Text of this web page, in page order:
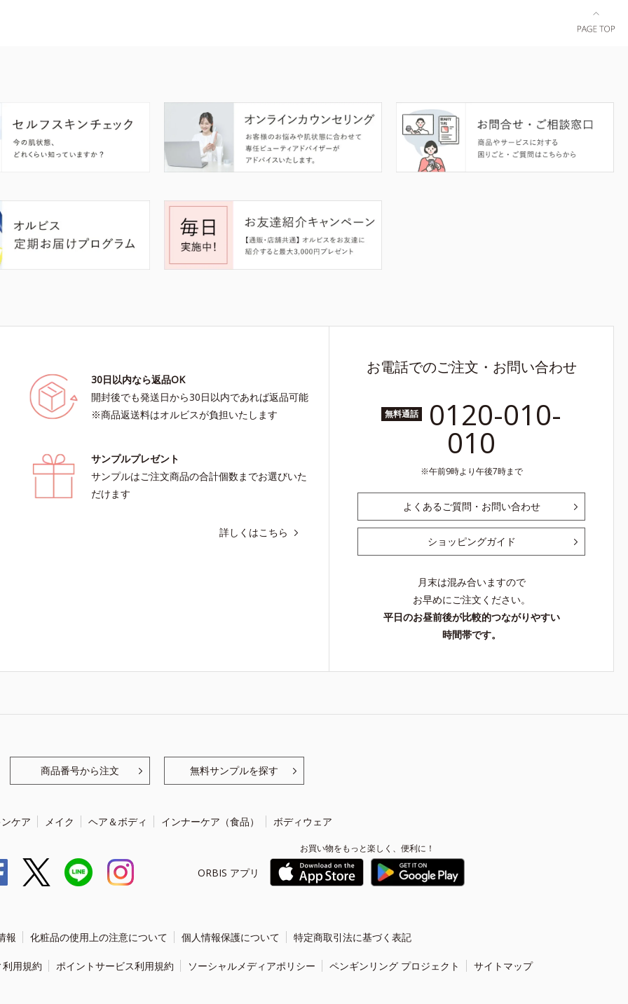
30日以内なら返品OK
開封後でも発送日から30日以内であれば返品可能
※商品返送料はオルビスが負担いたします
サンプルプレゼント
サンプルはご注文商品の合計個数までお選びいた
だけます
詳しくはこちら
お電話でのご注文・お問い合わせ
無料通話 0120-010-
010
午前9時より午後7時まで
よくあるご質問・お問い合わせ
ショッピングガイド
月末は混み合いますので
お早めにご注文ください。
平日のお昼前後が比較的つながりやすい
時間帯です。
商品番号から注文 無料サンプルを探す
ケア メイク ヘア＆ボディ インナーケア（食品） ボディウェア
ORBIS アプリ
お買い物をもっと楽しく、便利に！
報 化粧品の使用上の注意について 個人情報保護について 特定商取引法に基づく表記
用規約 ポイントサービス利用規約 ソーシャルメディアポリシー ペンギンリング プロジェクト サイトマップ